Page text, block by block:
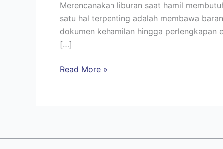
Merencanakan liburan saat hamil
satu hal terpenting adalah membawa
dokumen kehamilan hingga perlengkapan
[…]
Read More »